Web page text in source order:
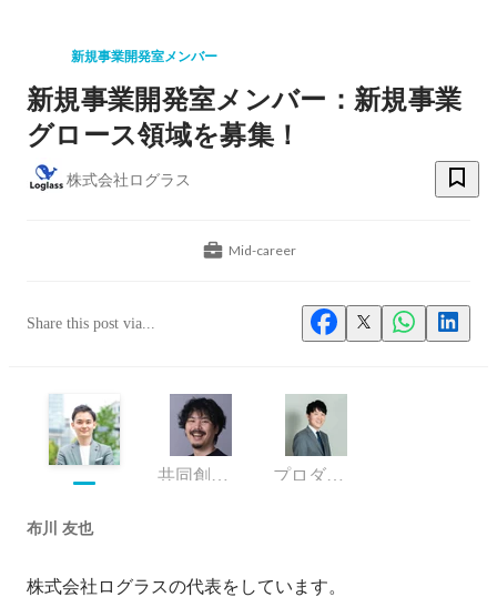
新規事業開発室メンバー
新規事業開発室メンバー：新規事業
グロース領域を募集！
株式会社ログラス
Mid-career
Share this post via...
共同創業者 執行役員 プロダクトグロース本部長 / 事業執行役員 VP of Product Growth
布川 友也
株式会社ログラスの代表をしています。